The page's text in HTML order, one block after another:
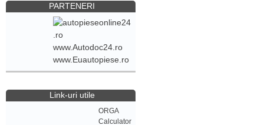
PARTENERI
www.Autodoc24.ro
www.Euautopiese.ro
Link-uri utile
ORGA
Calculator